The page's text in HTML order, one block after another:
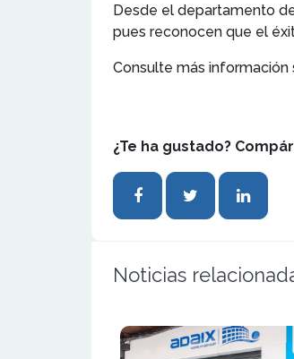
Desde el departamento
pues reconocen que el
Consulte más información
¿Te ha gustado?
Noticias